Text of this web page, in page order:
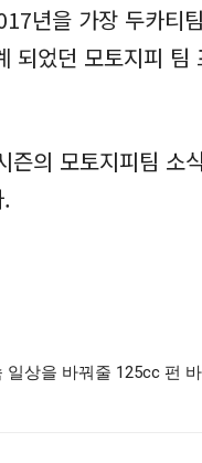
년을 가장 두카티
되었던 모토지피 팀
의 모토지피팀 소
일상을 바꿔줄 125cc 펀